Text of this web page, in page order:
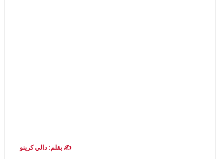
✍️ بقلم: دالي كرينو